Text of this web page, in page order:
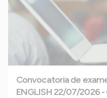
Convocatoria de
ENGLISH 22/07/2026 -